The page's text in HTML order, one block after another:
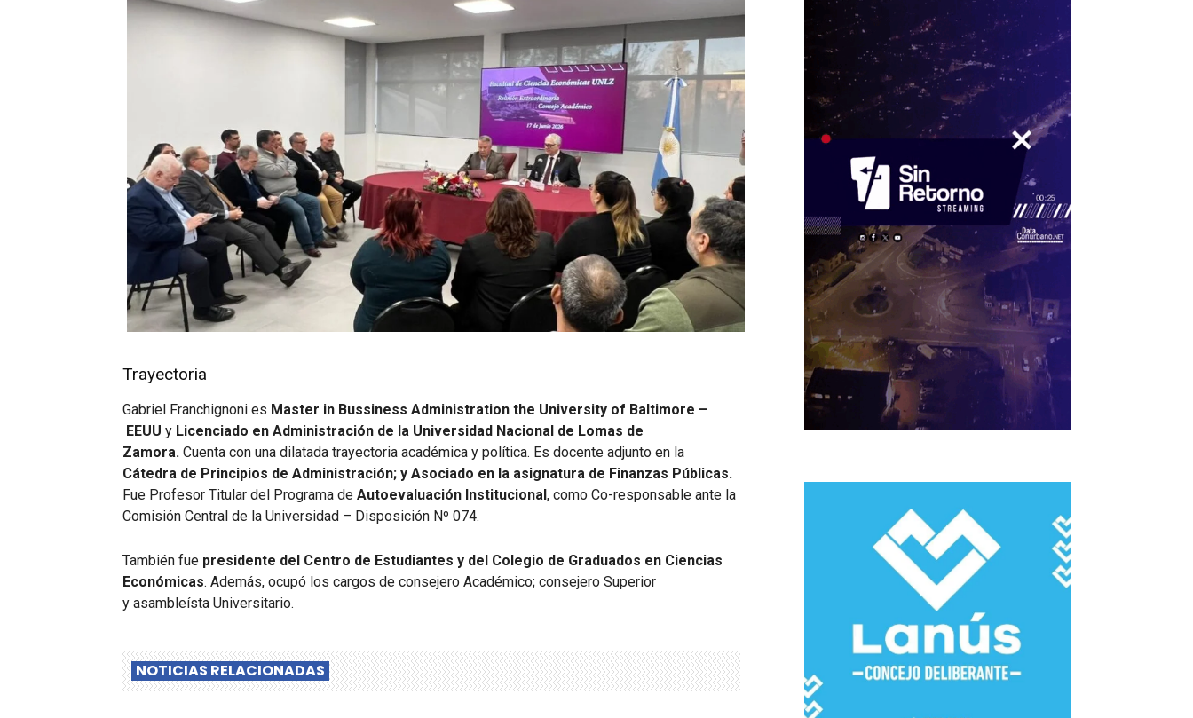
Trayectoria
Gabriel Franchignoni es Master in Bussiness Administration the University of Baltimore –
EEUU y Licenciado en Administración de la Universidad Nacional de Lomas de
Zamora. Cuenta con una dilatada trayectoria académica y política. Es docente adjunto en la
Cátedra de Principios de Administración; y Asociado en la asignatura de Finanzas Públicas.
Fue Profesor Titular del Programa de Autoevaluación Institucional, como Co-responsable ante la
Comisión Central de la Universidad – Disposición Nº 074.
También fue presidente del Centro de Estudiantes y del Colegio de Graduados en Ciencias
Económicas. Además, ocupó los cargos de consejero Académico; consejero Superior
y asambleísta Universitario.
NOTICIAS RELACIONADAS